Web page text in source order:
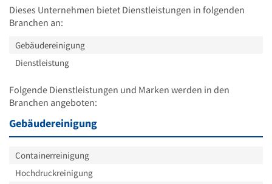
Dieses Unternehmen bietet Dienstleistungen in folgenden
Branchen an:
Gebäudereinigung
Dienstleistung
Folgende Dienstleistungen und Marken werden in den
Branchen angeboten:
Gebäudereinigung
Containerreinigung
Hochdruckreinigung